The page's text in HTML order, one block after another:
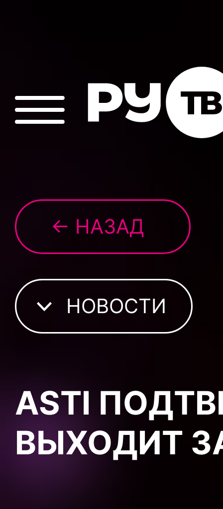
← НАЗАД
НОВОСТИ
ASTI
ВЫХОДИТ